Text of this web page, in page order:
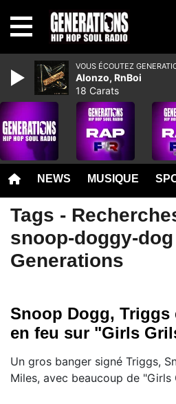
NEWS MUSIQUE
Tags -
snoop-doggy-
Generations
Snoop Dogg, Triggs
en feu sur "Girls
Un gros banger signé Triggs,
Miles, avec beaucoup de "Girls
VOUS ÉCOUTEZ
Alonzo, RnBoi
18 Carats